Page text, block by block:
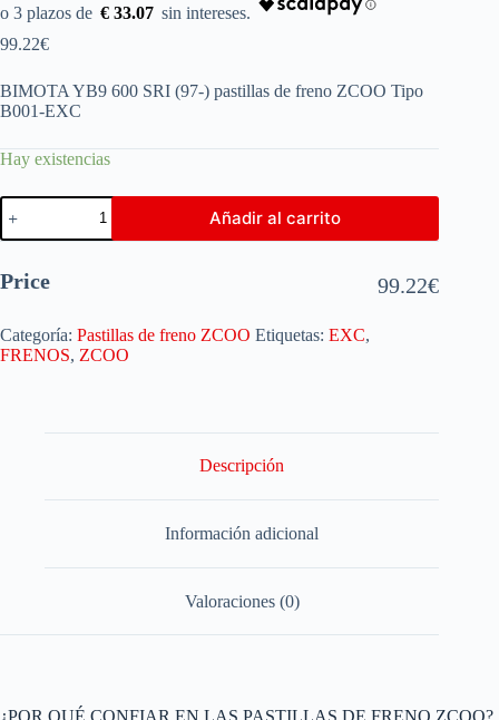
€ 33.07
99.22€
BIMOTA YB9 600 SRI (97-) pastillas de freno ZCOO Tipo
B001-EXC
Hay existencias
Añadir al carrito
Price 99.22€
Categoría: Pastillas de freno ZCOO Etiquetas: EXC,
FRENOS, ZCOO
Descripción
Información adicional
Valoraciones (0)